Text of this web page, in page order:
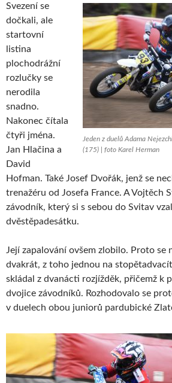
Jeden z duelů Adama
(175) | foto Karel Herman
Svezení se
dočkali, ale
startovní
listina
plochodrážní
rozlučky se
nerodila
snadno.
Nakonec čítala
čtyři jména.
Jan Hlačina a
David
Hofman. Také Josef Dvořák, jenž se
trenažéru od Josefa France. A Vojtěch
závodník, který si s sebou do Svitav
dvěstěpadesátku.
Její zapalování ovšem zlobilo. Proto se
dvakrát, z toho jednou na
skládal z dvanácti rozjížděk, přičemž k
dvojice závodníků. Rozhodovalo se
v duelech obou juniorů pardubické